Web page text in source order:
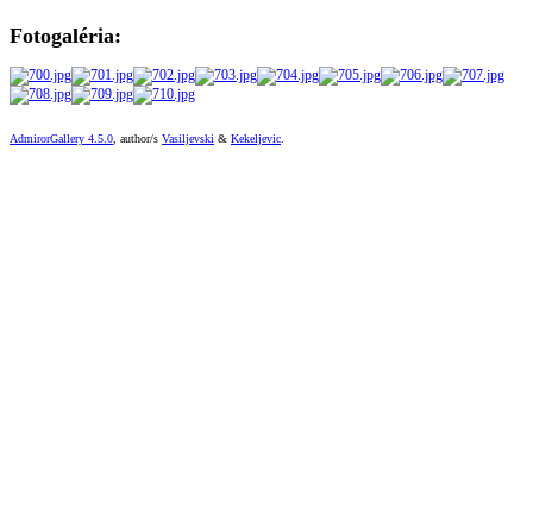
Fotogaléria:
AdmirorGallery 4.5.0 , author/s Vasiljevski & Kekeljevic